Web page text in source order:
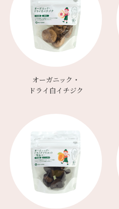
オーガニック・
ドライ白イチジク